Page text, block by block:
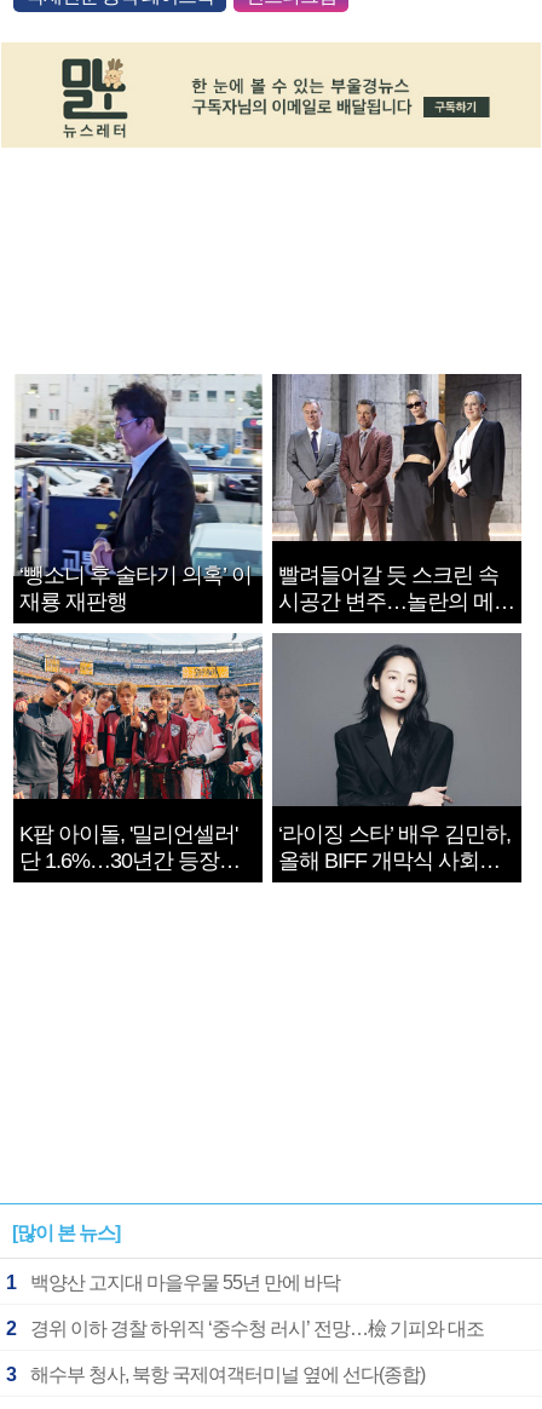
‘뺑소니 후 술타기 의혹’ 이
재룡 재판행
빨려들어갈 듯 스크린 속
시공간 변주…놀란의 메시
지는 ‘전쟁 속죄’
K팝 아이돌, '밀리언셀러'
단 1.6%…30년간 등장
1182개팀 전수조사
‘라이징 스타’ 배우 김민하,
올해 BIFF 개막식 사회자
확정
[많이 본 뉴스]
1 백양산 고지대 마을우물 55년 만에 바닥
2 경위 이하 경찰 하위직 ‘중수청 러시’ 전망…檢 기피와 대조
3 해수부 청사, 북항 국제여객터미널 옆에 선다(종합)